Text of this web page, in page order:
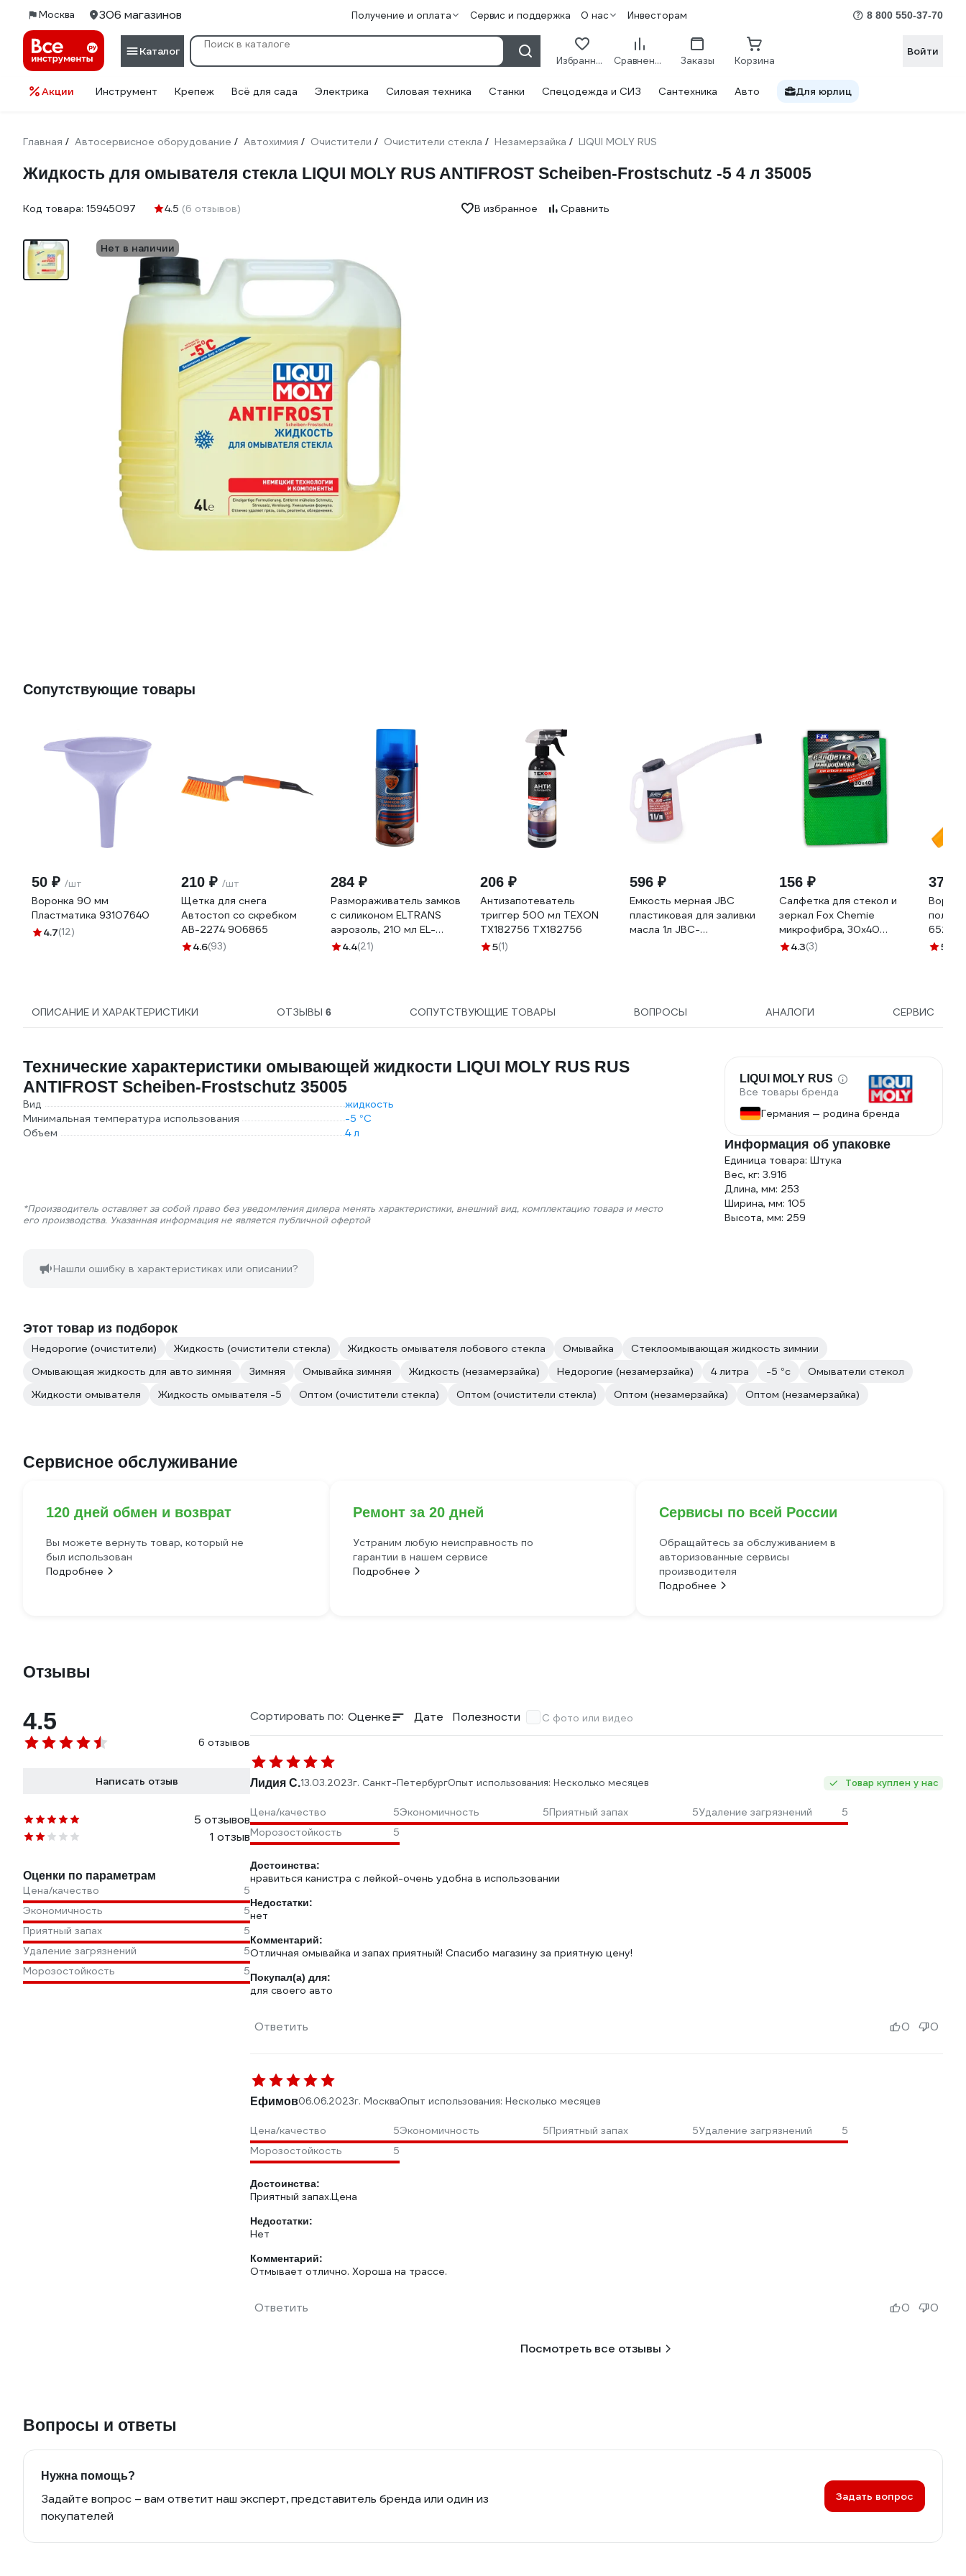
Москва 306 магазинов Получение и оплата Сервис и поддержка О нас Инвесторам 8 800 550-37-70
Каталог
Избранное Сравнение Заказы Корзина
Войти
Акции Инструмент Крепеж Всё для сада Электрика Силовая техника Станки Спецодежда и СИЗ Сантехника Авто Для юрлиц
Главная / Автосервисное оборудование / Автохимия / Очистители / Очистители стекла / Незамерзайка / LIQUI MOLY RUS
Жидкость для омывателя стекла LIQUI MOLY RUS ANTIFROST Scheiben-Frostschutz -5 4 л 35005
Код товара: 15945097 4.5 (6 отзывов) В избранное Сравнить
Нет в наличии
Сопутствующие товары
50 ₽ /шт
Воронка 90 мм
Пластматика 93107640
4.7(12)
210 ₽ /шт
Щетка для снега
Автостоп со скребком
AB-2274 906865
4.6(93)
284 ₽
Размораживатель замков
с силиконом ELTRANS
аэрозоль, 210 мл EL-
0603.01
4.4(21)
206 ₽
Антизапотеватель
триггер 500 мл TEXON
ТХ182756 TX182756
5(1)
596 ₽
Емкость мерная JBC
пластиковая для заливки
масла 1л JBC-
156 ₽
Салфетка для стекол и
зеркал Fox Chemie
микрофибра, 30x40
LMF32
4.3(3)
374 ₽
65232
5
ОПИСАНИЕ И ХАРАКТЕРИСТИКИ ОТЗЫВЫ 6 СОПУТСТВУЮЩИЕ ТОВАРЫ ВОПРОСЫ АНАЛОГИ СЕРВИС
Технические характеристики омывающей жидкости LIQUI MOLY RUS RUS
ANTIFROST Scheiben-Frostschutz 35005
Вид
жидкость
Минимальная температура использования
-5 °С
Объем
4 л
*Производитель оставляет за собой право без уведомления дилера менять характеристики, внешний вид, комплектацию товара и место
его производства. Указанная информация не является публичной офертой
Нашли ошибку в характеристиках или описании?
LIQUI MOLY RUS
Все товары бренда
Германия — родина бренда
Информация об упаковке
Единица товара: Штука
Вес, кг: 3.916
Длина, мм: 253
Ширина, мм: 105
Высота, мм: 259
Этот товар из подборок
Недорогие (очистители) Жидкость (очистители стекла) Жидкость омывателя лобового стекла Омывайка
Стеклоомывающая жидкость зимнии
Омывающая жидкость для авто зимняя
Зимняя Омывайка зимняя Жидкость (незамерзайка) Недорогие (незамерзайка) 4 литра -5 °с
Омыватели стекол
Жидкости омывателя
Жидкость омывателя -5 Оптом (очистители стекла) Оптом (очистители стекла) Оптом (незамерзайка) Оптом (незамерзайка)
Сервисное обслуживание
120 дней обмен и возврат
Вы можете вернуть товар, который не
был использован
Подробнее
Ремонт за 20 дней
Устраним любую неисправность по
гарантии в нашем сервисе
Подробнее
Сервисы по всей России
Обращайтесь за обслуживанием в
авторизованные сервисы
производителя
Подробнее
Отзывы
4.5
6 отзывов
Написать отзыв
5 отзывов
1 отзыв
Оценки по параметрам
Цена/качество
5
Экономичность
5
Приятный запах
5
Удаление загрязнений
5
Морозостойкость
5
Сортировать по: Оценке Дате Полезности С фото или видео
Лидия С.13.03.2023г. Санкт-ПетербургОпыт использования: Несколько месяцев Товар куплен у нас
Цена/качество 5Экономичность 5Приятный запах 5Удаление загрязнений
5
Морозостойкость
5
Достоинства:
нравиться канистра с лейкой-очень удобна в использовании
Недостатки:
нет
Комментарий:
Отличная омывайка и запах приятный! Спасибо магазину за приятную цену!
Покупал(а) для:
для своего авто
Ответить 0 0
Ефимов06.06.2023г. МоскваОпыт использования: Несколько месяцев
Цена/качество 5Экономичность 5Приятный запах 5Удаление загрязнений
5
Морозостойкость
5
Достоинства:
Приятный запах.Цена
Недостатки:
Нет
Комментарий:
Отмывает отлично. Хороша на трассе.
Ответить 0 0
Посмотреть все отзывы
Вопросы и ответы
Нужна помощь?
Задайте вопрос – вам ответит наш эксперт, представитель бренда или один из
покупателей
Задать вопрос